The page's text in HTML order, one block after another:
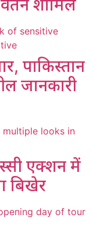
शामिल
पाकिस्तान
जानकारी
एक्शन में
बिखेर